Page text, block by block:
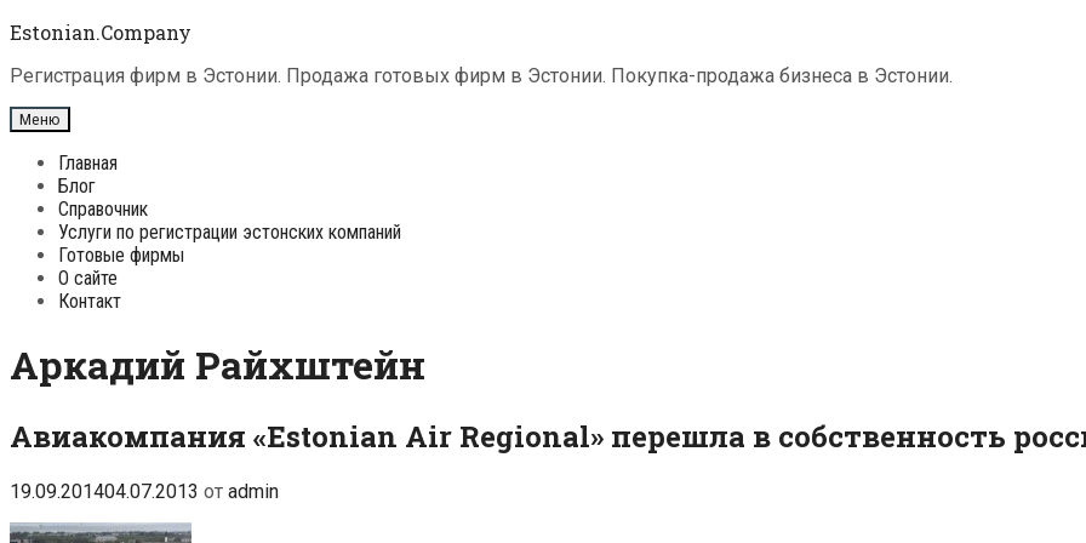
Перейти
содержимому
Estonian.Company
Регистрация фирм в Эстонии. Продажа готовых фирм в Эстонии. Покупка-продажа бизнеса в Эстонии.
Меню
Главная
Блог
Справочник
Услуги по регистрации эстонских компаний
Готовые фирмы
О сайте
Контакт
Аркадий Райхштейн
Авиакомпания «Estonian Air Regional» перешла в собственность
19.09.201404.07.2013 от admin